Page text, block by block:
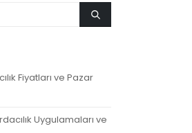
Fiyatları ve Pazar
Uygulamaları ve